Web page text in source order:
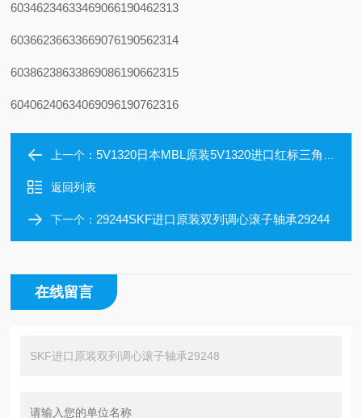
60346234633469066190462313
60366236633669076190562314
60386238633869086190662315
60406240634069096190762316
上一个：5V1320日本MBL原装5V1320进口红标三角带5V1320
返回列表
下一个： 29244SKF进口原装双列调心滚子轴承29244
在线留言